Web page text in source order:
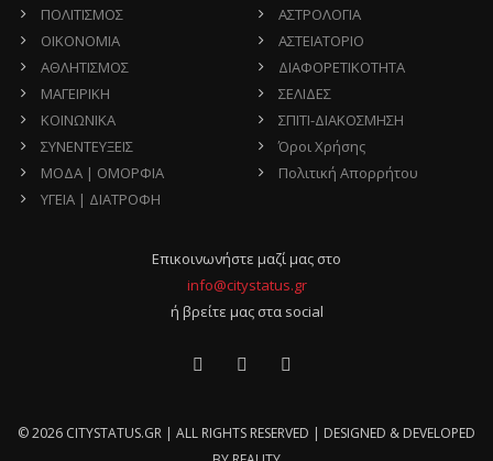
ΠΟΛΙΤΙΣΜΟΣ
ΟΙΚΟΝΟΜΙΑ
ΑΘΛΗΤΙΣΜΟΣ
ΜΑΓΕΙΡΙΚΗ
ΚΟΙΝΩΝΙΚΑ
ΣΥΝΕΝΤΕΥΞΕΙΣ
ΜΟΔΑ | ΟΜΟΡΦΙΑ
ΥΓΕΙΑ | ΔΙΑΤΡΟΦΗ
ΑΣΤΡΟΛΟΓΙΑ
ΑΣΤΕΙΑΤΟΡΙΟ
ΔΙΑΦΟΡΕΤΙΚΟΤΗΤΑ
ΣΕΛΙΔΕΣ
ΣΠΙΤΙ-ΔΙΑΚΟΣΜΗΣΗ
Όροι Χρήσης
Πολιτική Απορρήτου
Επικοινωνήστε μαζί μας στο
info@citystatus.gr
ή βρείτε μας στα social
© 2026 CITYSTATUS.GR | ALL RIGHTS RESERVED | DESIGNED & DEVELOPED